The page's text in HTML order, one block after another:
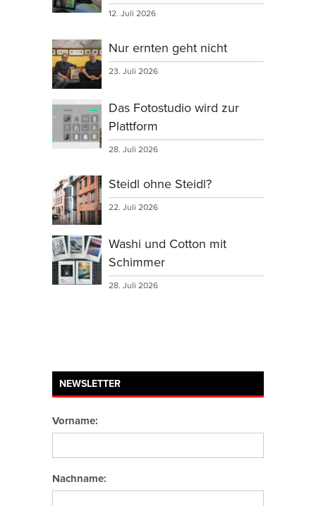
12. Juli 2026
Nur ernten geht nicht
23. Juli 2026
Das Fotostudio wird zur
Plattform
28. Juli 2026
Steidl ohne Steidl?
22. Juli 2026
Washi und Cotton mit
Schimmer
28. Juli 2026
NEWSLETTER
Vorname:
Nachname: